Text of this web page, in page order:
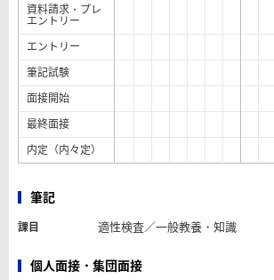
資料請求・プレ
エントリー
エントリー
筆記試験
面接開始
最終面接
内定（内々定）
筆記
課目 適性検査／一般教養・知識
個人面接・集団面接